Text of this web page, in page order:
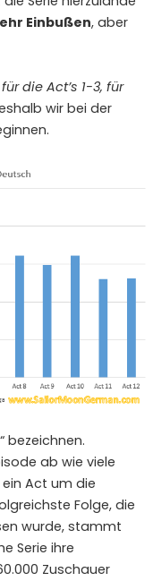
Einbußen, aber
die Act’s 1-3, für
wir bei der
bezeichnen.
ab wie viele
ein Act um die
Folge, die
wurde, stammt
Serie ihre
Zuschauer